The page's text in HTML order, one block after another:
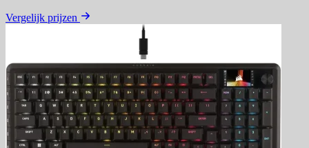
Vergelijk prijzen